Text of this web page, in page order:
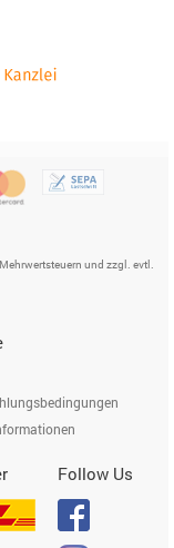
und zzgl. evtl.
Follow Us